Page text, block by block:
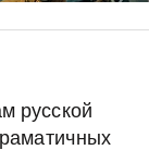
русской